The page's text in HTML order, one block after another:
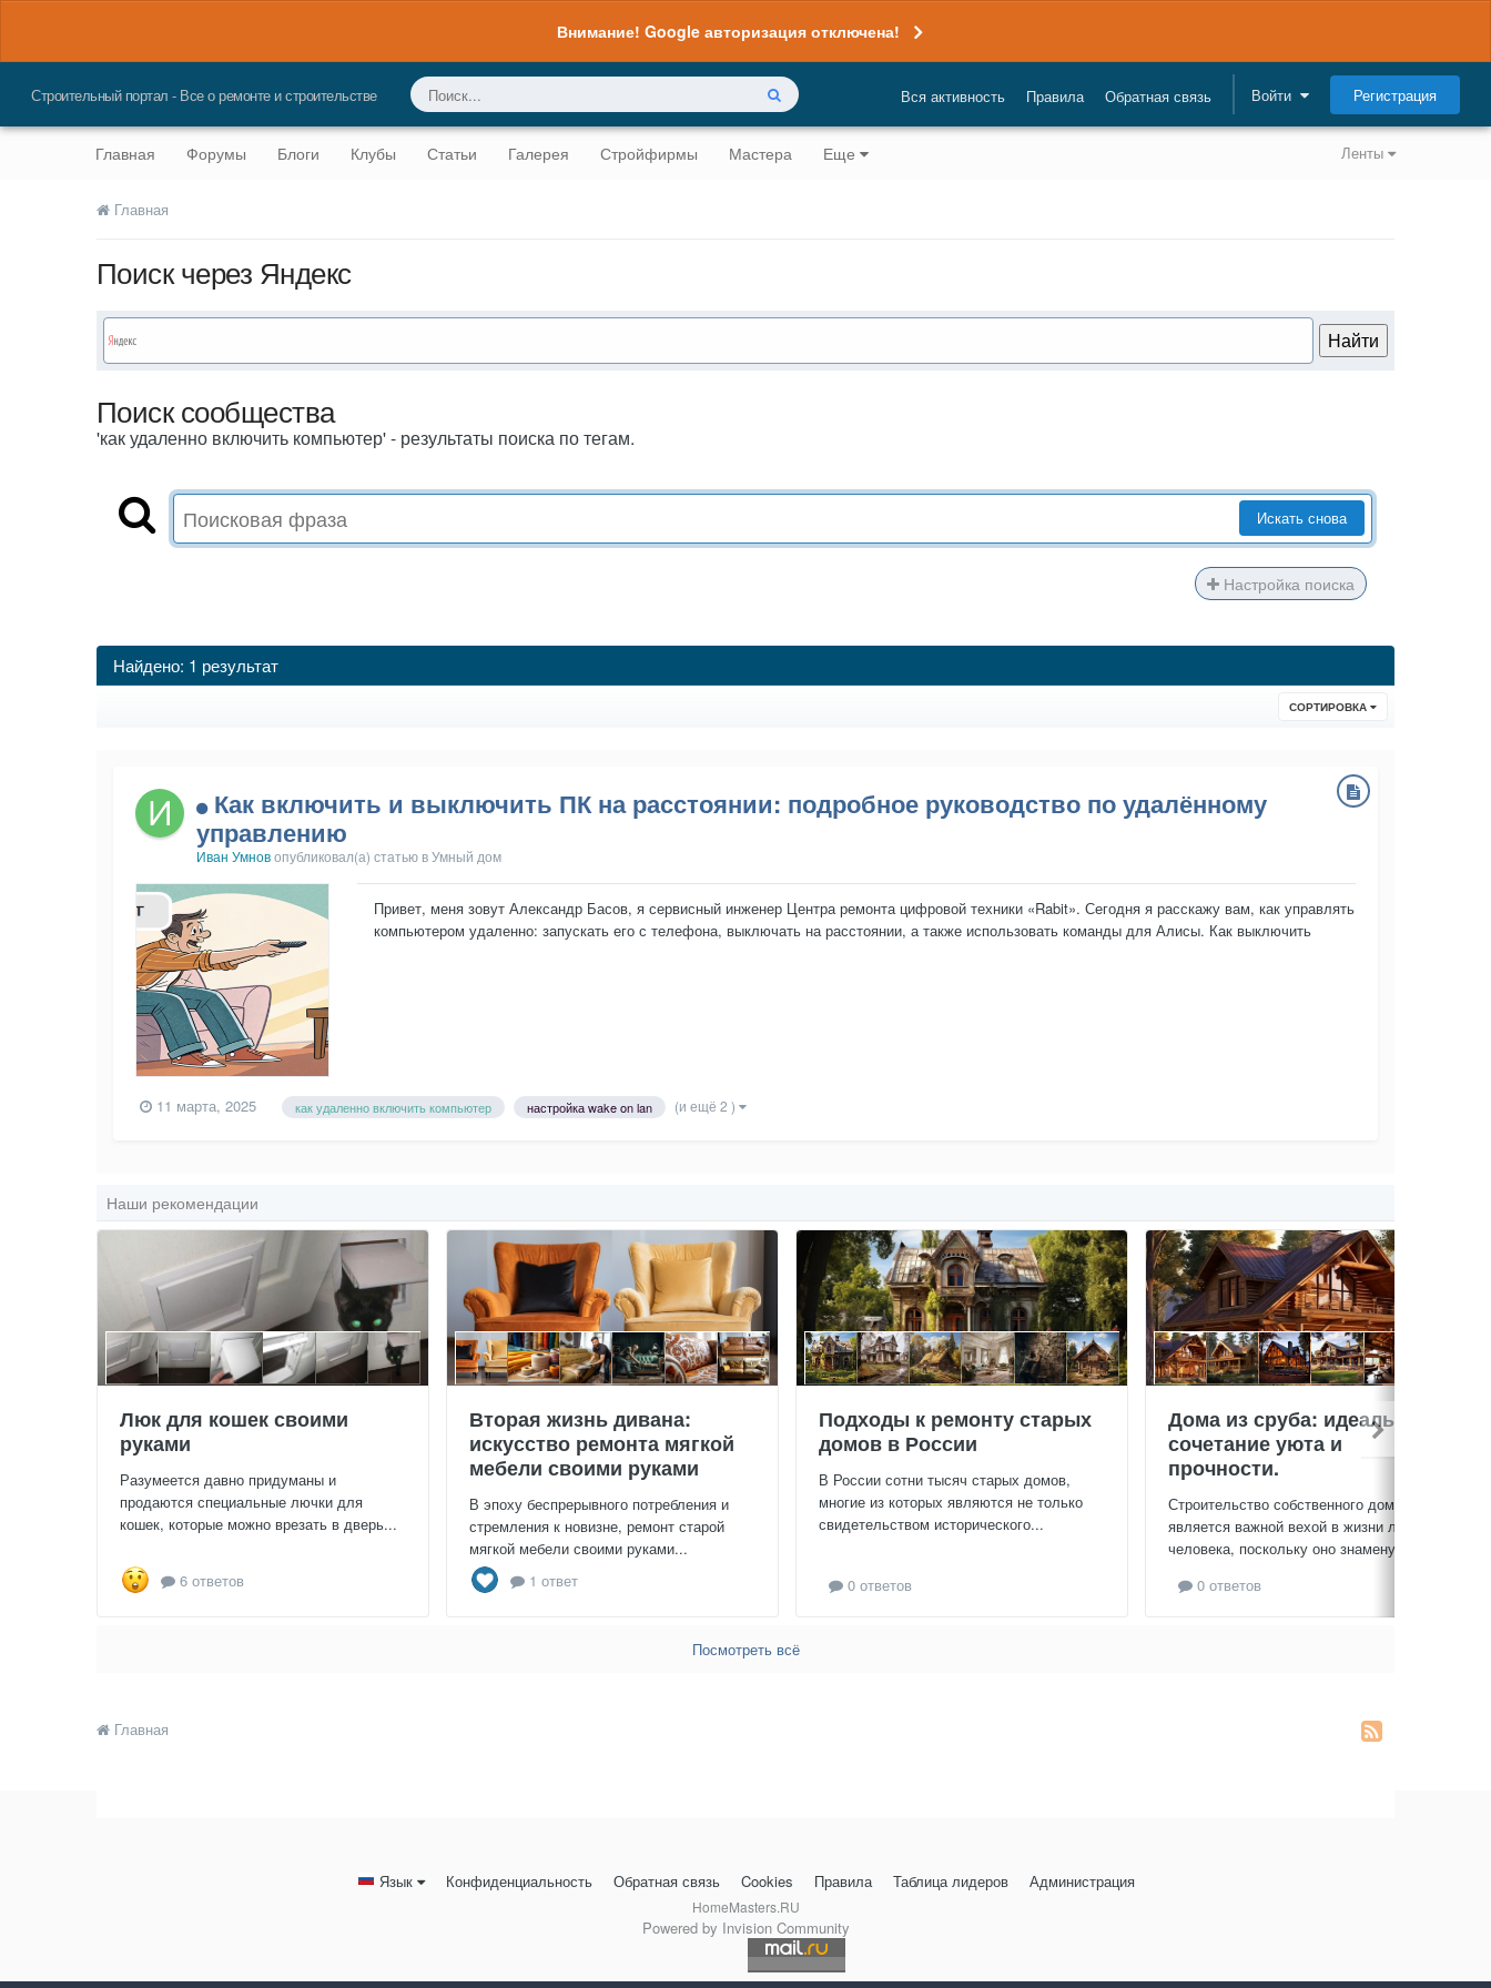
Внимание! Google авторизация отключена!
Строительный портал - Все о ремонте и строительстве Вся активность Правила Обратная связь Войти Регистрация
Ленты
Главная Форумы Блоги Клубы Статьи Галерея Стройфирмы Мастера Еще
Главная
Поиск через Яндекс
Поиск сообщества
'как удаленно включить компьютер' - результаты поиска по тегам.
Искать снова
Настройка поиска
Найдено: 1 результат
СОРТИРОВКА
Как включить и выключить ПК на расстоянии: подробное руководство по удалённому
управлению
Иван Умновопубликовал(а) статью вУмный дом
Привет, меня зовут Александр Басов, я сервисный инженер Центра ремонта цифровой техники «Rabit». Сегодня я расскажу вам, как управлять
компьютером удаленно: запускать его с телефона, выключать на расстоянии, а также использовать команды для Алисы. Как выключить
11 марта, 2025 как удаленно включить компьютер настройка wake on lan (и ещё 2 )
Наши рекомендации
Люк для кошек своими
руками
Разумеется давно придуманы и
продаются специальные лючки для
кошек, которые можно врезать в дверь...
6 ответов
Вторая жизнь дивана:
искусство ремонта мягкой
мебели своими руками
В эпоху беспрерывного потребления и
стремления к новизне, ремонт старой
мягкой мебели своими руками...
1 ответ
Подходы к ремонту старых
домов в России
В России сотни тысяч старых домов,
многие из которых являются не только
свидетельством исторического...
0 ответов
Дома из сруба: идеальное
сочетание уюта и
прочности.
Строительство собственного дома
является важной вехой в жизни любого
человека, поскольку оно знаменует...
0 ответов
Посмотреть всё
Главная
Язык Конфиденциальность Обратная связь Cookies Правила Таблица лидеров Администрация
HomeMasters.RU
Powered by Invision Community